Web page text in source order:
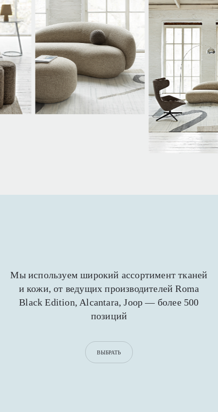
Мы используем широкий ассортимент тканей
и кожи,от ведущих производителей Roma
Black Edition, Alcantara, Joop — более 500
позиций
ВЫБРАТЬ